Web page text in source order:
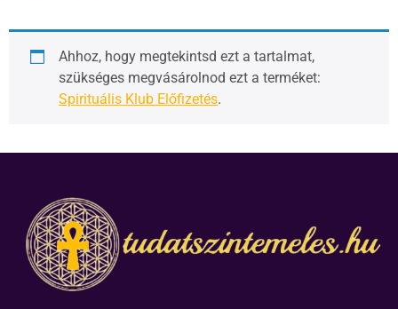
Ahhoz, hogy megtekintsd ezt a tartalmat,
szükséges megvásárolnod ezt a terméket:
Spirituális Klub Előfizetés.